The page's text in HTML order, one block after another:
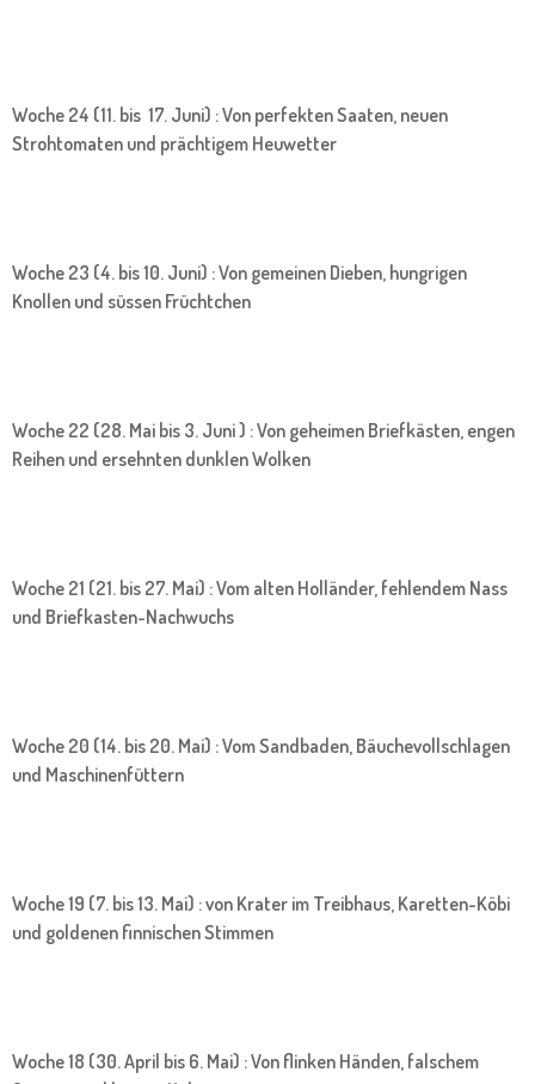
Woche 24 (11. bis 17. Juni) : Von perfekten Saaten, neuen
Strohtomaten und prächtigem Heuwetter
Woche 23 (4. bis 10. Juni) : Von gemeinen Dieben, hungrigen
Knollen und süssen Früchtchen
Woche 22 (28. Mai bis 3. Juni ) : Von geheimen Briefkästen, engen
Reihen und ersehnten dunklen Wolken
Woche 21 (21. bis 27. Mai) : Vom alten Holländer, fehlendem Nass
und Briefkasten-Nachwuchs
Woche 20 (14. bis 20. Mai) : Vom Sandbaden, Bäuchevollschlagen
und Maschinenfüttern
Woche 19 (7. bis 13. Mai) : von Krater im Treibhaus, Karetten-Köbi
und goldenen finnischen Stimmen
Woche 18 (30. April bis 6. Mai) : Von flinken Händen, falschem